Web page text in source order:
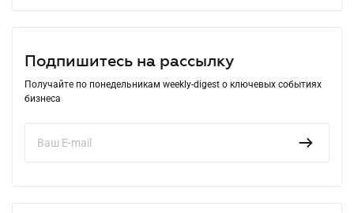
Подпишитесь на рассылку
Получайте по понедельникам weekly-digest о ключевых событиях
бизнеса